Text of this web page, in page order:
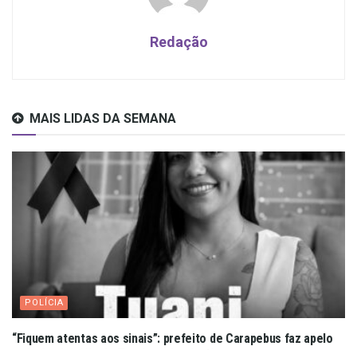
Redação
MAIS LIDAS DA SEMANA
POLÍCIA
“Fiquem atentas aos sinais”: prefeito de Carapebus faz apelo